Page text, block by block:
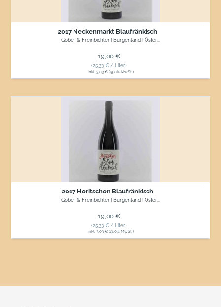
2017 Neckenmarkt Blaufränkisch
Gober & Freinbichler | Burgenland | Öster...
Normaler Preis
19,00 €
(25,33 € / Liter)
inkl. 3,03 € (19.0% MwSt.)
2017 Horitschon Blaufränkisch
Gober & Freinbichler | Burgenland | Öster...
Normaler Preis
19,00 €
(25,33 € / Liter)
inkl. 3,03 € (19.0% MwSt.)